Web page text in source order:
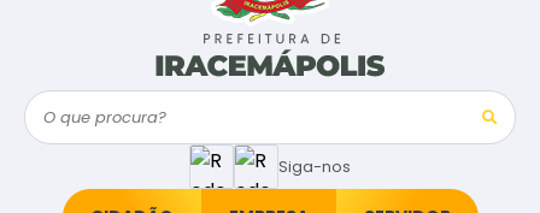
Siga-nos
O que procura?